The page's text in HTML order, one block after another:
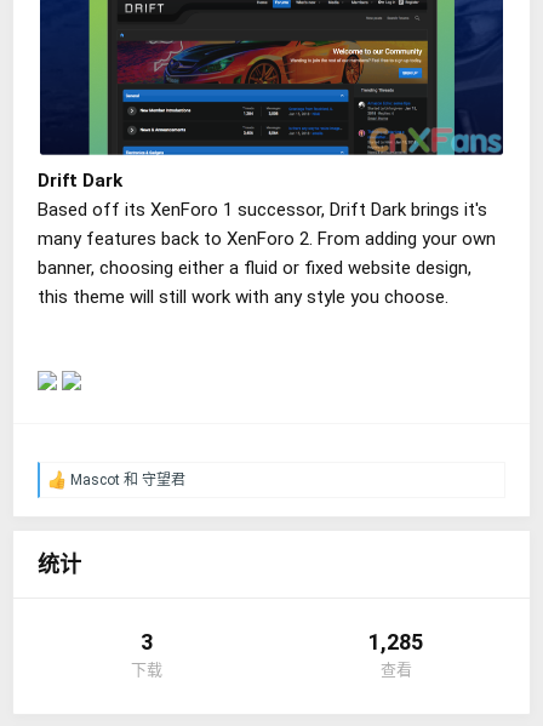
Drift Dark
Based off its XenForo 1 successor, Drift Dark brings it's
many features back to XenForo 2. From adding your own
banner, choosing either a fluid or fixed website design,
this theme will still work with any style you choose.
反 Mascot 和 守望君
统计
3
下载
1,285
查看